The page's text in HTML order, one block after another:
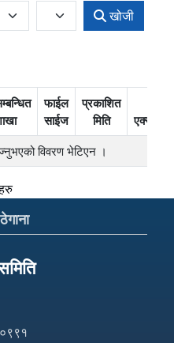
खोजी
फाईल
साईज
प्रकाशित
मिति
एक्सन
विवरण भेटिएन ।